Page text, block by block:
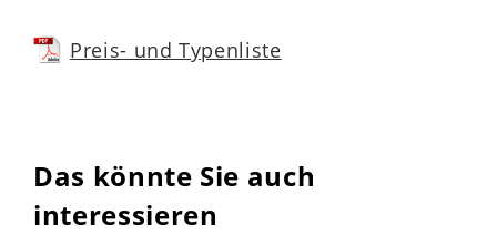
Preis- und Typenliste
Das könnte Sie auch
interessieren